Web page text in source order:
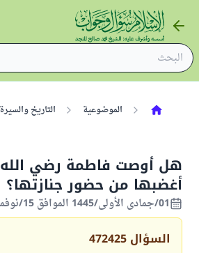
الموضوعية التاريخ والسيرة
هل أوصت فاطمة رضي
أغضبها من حضور جنازتها؟
01/جمادى الأولى/1445 الموافق 15/نوفمبر/2023
السؤال 472425